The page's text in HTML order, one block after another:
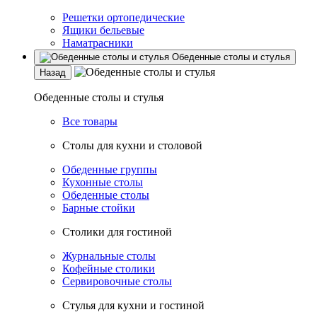
Решетки ортопедические
Ящики бельевые
Наматрасники
Обеденные столы и стулья
Назад
Обеденные столы и стулья
Все товары
Столы для кухни и столовой
Обеденные группы
Кухонные столы
Обеденные столы
Барные стойки
Столики для гостиной
Журнальные столы
Кофейные столики
Сервировочные столы
Стулья для кухни и гостиной